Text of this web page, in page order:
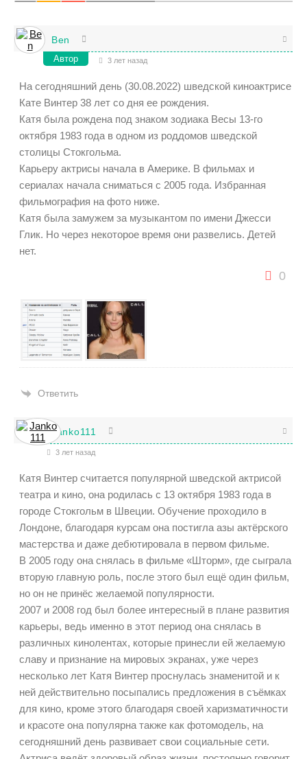
Ben
Автор 3 лет назад
На сегодняшний день (30.08.2022) шведской киноактрисе
Кате Винтер 38 лет со дня ее рождения.
Катя была рождена под знаком зодиака Весы 13-го
октября 1983 года в одном из роддомов шведской
столицы Стокгольма.
Карьеру актрисы начала в Америке. В фильмах и
сериалах начала сниматься с 2005 года. Избранная
фильмография на фото ниже.
Катя была замужем за музыкантом по имени Джесси
Глик. Но через некоторое время они развелись. Детей
нет.
0
Ответить
Janko111
3 лет назад
Катя Винтер считается популярной шведской актрисой
театра и кино, она родилась с 13 октября 1983 года в
городе Стокгольм в Швеции. Обучение проходило в
Лондоне, благодаря курсам она постигла азы актёрского
мастерства и даже дебютировала в первом фильме.
В 2005 году она снялась в фильме «Шторм», где сыграла
вторую главную роль, после этого был ещё один фильм,
но он не принёс желаемой популярности.
2007 и 2008 год был более интересный в плане развития
карьеры, ведь именно в этот период она снялась в
различных кинолентах, которые принесли ей желаемую
славу и признание на мировых экранах, уже через
несколько лет Катя Винтер проснулась знаменитой и к
ней действительно посыпались предложения в съёмках
для кино, кроме этого благодаря своей харизматичности
и красоте она популярна также как фотомодель, на
сегодняшний день развивает свои социальные сети.